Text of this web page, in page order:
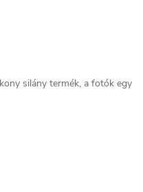
silány termék, a fotók egy